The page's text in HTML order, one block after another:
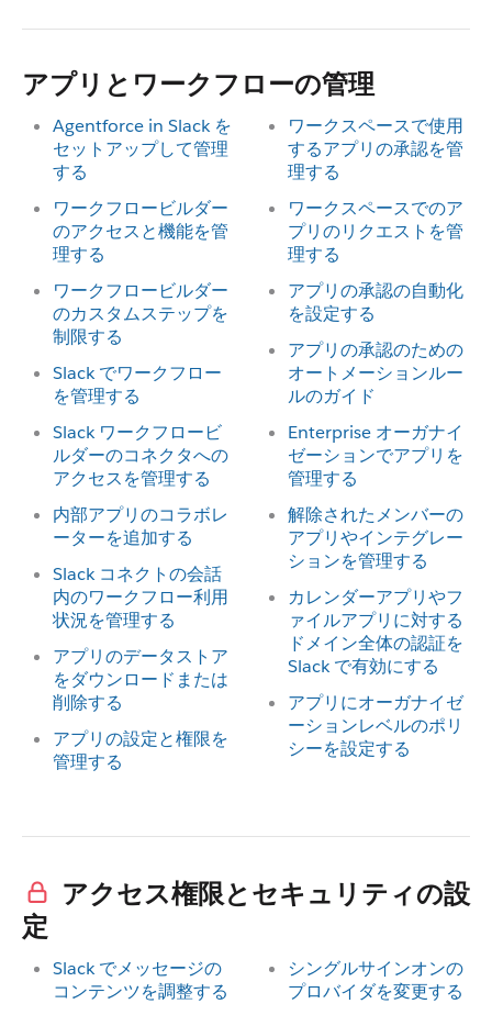
アプリとワークフローの管理
Agentforce in Slack を
セットアップして管理
する
ワークフロービルダー
のアクセスと機能を管
理する
ワークフロービルダー
のカスタムステップを
制限する
Slack でワークフロー
を管理する
Slack ワークフロービ
ルダーのコネクタへの
アクセスを管理する
内部アプリのコラボレ
ーターを追加する
Slack コネクトの会話
内のワークフロー利用
状況を管理する
アプリのデータストア
をダウンロードまたは
削除する
アプリの設定と権限を
管理する
ワークスペースで使用
するアプリの承認を管
理する
ワークスペースでのア
プリのリクエストを管
理する
アプリの承認の自動化
を設定する
アプリの承認のための
オートメーションルー
ルのガイド
Enterprise オーガナイ
ゼーションでアプリを
管理する
解除されたメンバーの
アプリやインテグレー
ションを管理する
カレンダーアプリやフ
ァイルアプリに対する
ドメイン全体の認証を
Slack で有効にする
アプリにオーガナイゼ
ーションレベルのポリ
シーを設定する
アクセス権限とセキュリティの設
定
Slack でメッセージの
コンテンツを調整する
シングルサインオンの
プロバイダを変更する